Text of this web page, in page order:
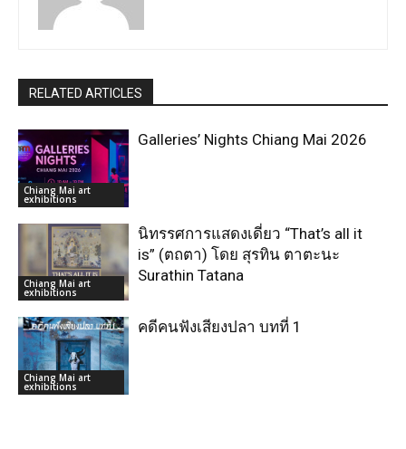
RELATED ARTICLES
Chiang Mai art
exhibitions
Galleries’ Nights Chiang Mai 2026
Chiang Mai art
exhibitions
นิทรรศการแสดงเดี่ยว “That’s all it
is” (ตถตา) โดย สุรทิน ตาตะนะ
Surathin Tatana
Chiang Mai art
exhibitions
คดีคนฟังเสียงปลา บทที่ 1